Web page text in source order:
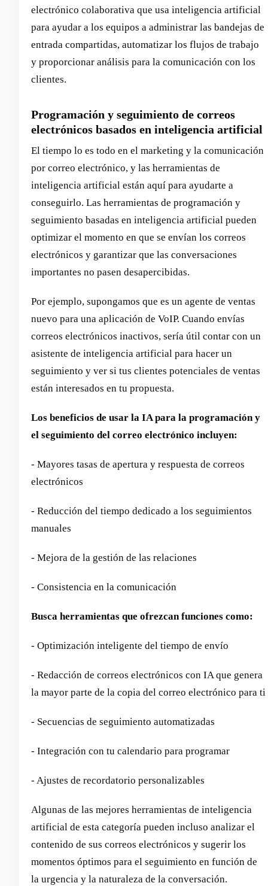
electrónico colaborativa que usa inteligencia artificial
para ayudar a los equipos a administrar las bandejas de
entrada compartidas, automatizar los flujos de trabajo
y proporcionar análisis para la comunicación con los
clientes.
Programación y seguimiento de correos
electrónicos basados en inteligencia artificial
El tiempo lo es todo en el marketing y la comunicación
por correo electrónico, y las herramientas de
inteligencia artificial están aquí para ayudarte a
conseguirlo. Las herramientas de programación y
seguimiento basadas en inteligencia artificial pueden
optimizar el momento en que se envían los correos
electrónicos y garantizar que las conversaciones
importantes no pasen desapercibidas.
Por ejemplo, supongamos que es un agente de ventas
nuevo para una aplicación de VoIP. Cuando envías
correos electrónicos inactivos, sería útil contar con un
asistente de inteligencia artificial para hacer un
seguimiento y ver si tus clientes potenciales de ventas
están interesados en tu propuesta.
Los beneficios de usar la IA para la programación y
el seguimiento del correo electrónico incluyen:
- Mayores tasas de apertura y respuesta de correos
electrónicos
- Reducción del tiempo dedicado a los seguimientos
manuales
- Mejora de la gestión de las relaciones
- Consistencia en la comunicación
Busca herramientas que ofrezcan funciones como:
- Optimización inteligente del tiempo de envío
- Redacción de correos electrónicos con IA que genera
la mayor parte de la copia del correo electrónico para ti
- Secuencias de seguimiento automatizadas
- Integración con tu calendario para programar
- Ajustes de recordatorio personalizables
Algunas de las mejores herramientas de inteligencia
artificial de esta categoría pueden incluso analizar el
contenido de sus correos electrónicos y sugerir los
momentos óptimos para el seguimiento en función de
la urgencia y la naturaleza de la conversación.